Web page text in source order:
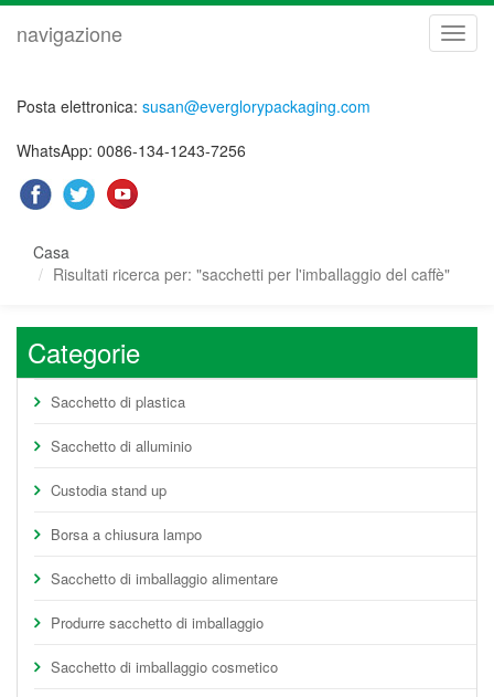
navigazione
Posta elettronica: susan@everglorypackaging.com
WhatsApp: 0086-134-1243-7256
Casa
Risultati ricerca per: "sacchetti per l'imballaggio del caffè"
Categorie
Sacchetto di plastica
Sacchetto di alluminio
Custodia stand up
Borsa a chiusura lampo
Sacchetto di imballaggio alimentare
Produrre sacchetto di imballaggio
Sacchetto di imballaggio cosmetico